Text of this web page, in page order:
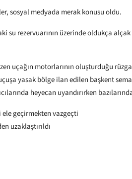
sosyal medyada merak konusu oldu.
su rezervuarının üzerinde oldukça
uçağın motorlarının oluşturduğu
yasak bölge ilan edilen başkent
heyecan uyandırırken
ele geçirmekten vazgeçti
uzaklaştırıldı